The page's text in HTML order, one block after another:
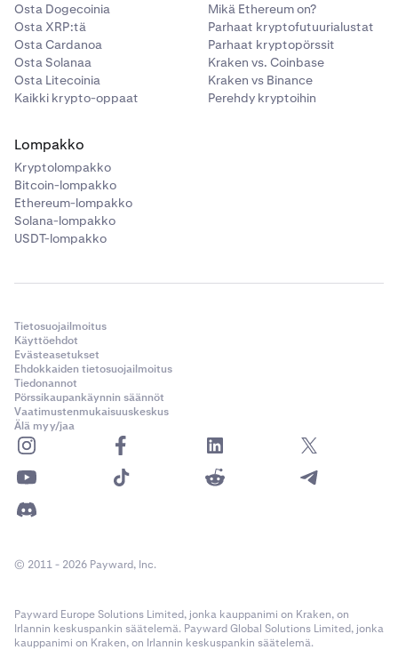
Osta Dogecoinia
Osta XRP:tä
Osta Cardanoa
Osta Solanaa
Osta Litecoinia
Kaikki krypto-oppaat
Mikä Ethereum on?
Parhaat kryptofutuurialustat
Parhaat kryptopörssit
Kraken vs. Coinbase
Kraken vs Binance
Perehdy kryptoihin
Lompakko
Kryptolompakko
Bitcoin-lompakko
Ethereum-lompakko
Solana-lompakko
USDT-lompakko
Tietosuojailmoitus
Käyttöehdot
Evästeasetukset
Ehdokkaiden tietosuojailmoitus
Tiedonannot
Pörssikaupankäynnin säännöt
Vaatimustenmukaisuuskeskus
Älä myy/jaa
© 2011 - 2026 Payward, Inc.
Payward Europe Solutions Limited, jonka kauppanimi on Kraken, on
Irlannin keskuspankin säätelemä. Payward Global Solutions Limited, jonka
kauppanimi on Kraken, on Irlannin keskuspankin säätelemä.